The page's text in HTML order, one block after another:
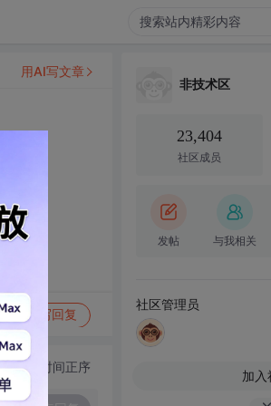
写回复
用AI写文章
切换为时间正序
非技术区
23,404
社区成员
发帖 与我相关
社区管理员
加入